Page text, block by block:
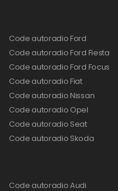
Code autoradio Ford
Code autoradio Ford Fiesta
Code autoradio Ford Focus
Code autoradio Fiat
Code autoradio Nissan
Code autoradio Opel
Code autoradio Seat
Code autoradio Skoda
Code autoradio Audi